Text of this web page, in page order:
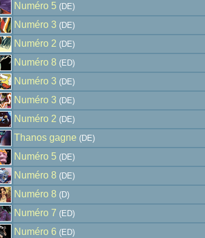
Numéro 5 (DE)
Numéro 3 (DE)
Numéro 2 (DE)
Numéro 8 (ED)
Numéro 3 (DE)
Numéro 3 (DE)
Numéro 2 (DE)
Thanos gagne (DE)
Numéro 5 (DE)
Numéro 8 (DE)
Numéro 8 (D)
Numéro 7 (ED)
Numéro 6 (ED)